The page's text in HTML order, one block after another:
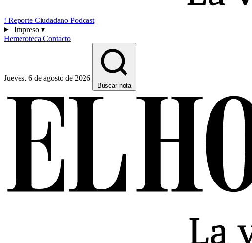
! Reporte Ciudadano Podcast
Impreso ▾
Hemeroteca Contacto
Jueves, 6 de agosto de 2026
Buscar nota